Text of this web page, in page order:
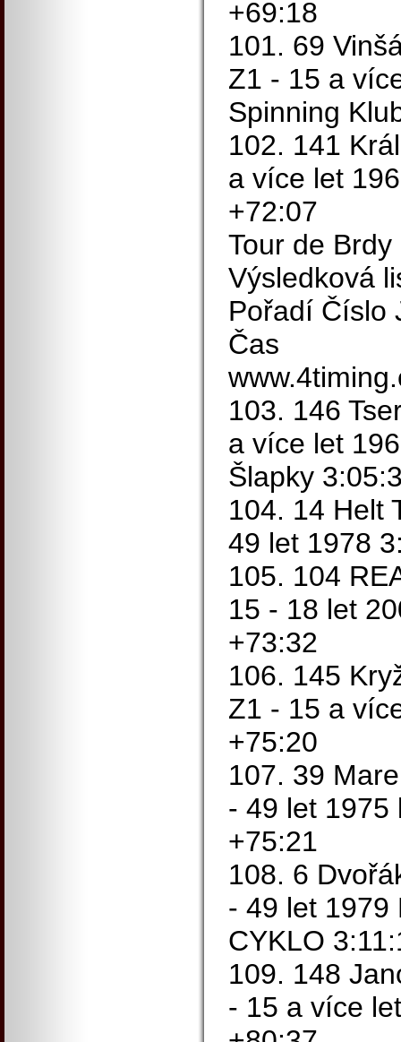
+69:18
101. 69
Z1 - 15 a
Spinning
102. 141
a více let
+72:07
Tour de
Výsledková
Pořadí Číslo
Čas
103. 146
a více let
Šlapky
104. 14 Helt
49 let 1978
105. 104
15 - 18 let
+73:32
106. 145
Z1 - 15 a
+75:20
107. 39
- 49 let 1975
+75:21
108. 6
- 49 let 1979
CYKLO
109. 148
- 15 a více